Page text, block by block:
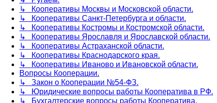
↳ Кооперативы Москвы и Московской области.
↳ Кооперативы Санкт-Петербурга и области.
↳ Кооперативы Костромы и Костромской области.
↳ Кооперативы Ярославля и Ярославской области.
↳ Кооперативы Астраханской области.
↳ Кооперативы Краснодарского края.
↳ Кооперативы Иваново и Ивановской области.
Вопросы Кооперации.
↳ Закон о Кооперации №54-ФЗ.
↳ Юридические вопросы работы Кооператива в РФ.
↳ Бухгалтерские вопросы работы Кооператива.